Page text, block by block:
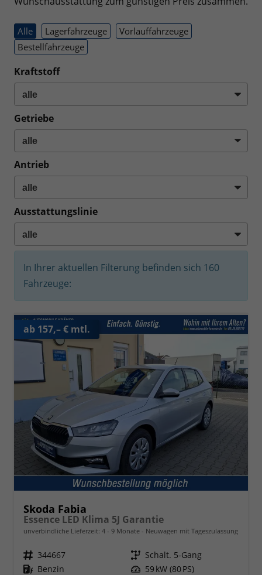
Alle Lagerfahrzeuge
Vorlauffahrzeuge
Bestellfahrzeuge
Kraftstoff
Getriebe
Antrieb
Ausstattungslinie
In Ihrer aktuellen Filterung befinden sich 160
Fahrzeuge:
ab 157,– € mtl.
Skoda Fabia
Essence LED Klima 5J Garantie
unverbindliche Lieferzeit: 4 - 9 Monate Neuwagen mit Tageszulassung
Fahrzeugnr. 344667 Getriebe Schalt. 5-Gang
Kraftstoff Benzin Leistung 59 kW (80 PS)